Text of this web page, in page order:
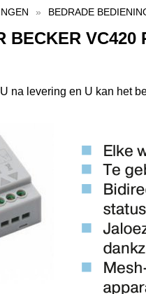
» BEDRADE
BECKER VC420
na levering en U kan het